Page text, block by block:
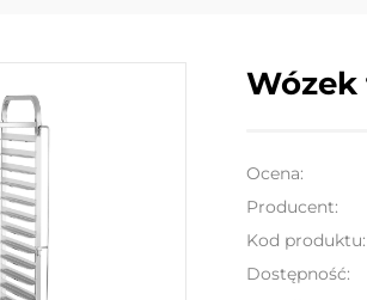
Wózek
Ocena:
Producent:
Kod produktu:
Dostępność: